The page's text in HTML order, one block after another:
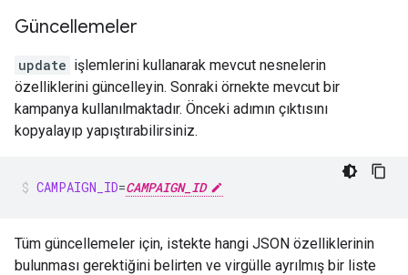
Güncellemeler
update işlemlerini kullanarak mevcut nesnelerin
özelliklerini güncelleyin. Sonraki örnekte mevcut bir
kampanya kullanılmaktadır. Önceki adımın çıktısını
kopyalayıp yapıştırabilirsiniz.
CAMPAIGN_ID=CAMPAIGN_ID
Tüm güncellemeler için, istekte hangi JSON özelliklerinin
bulunması gerektiğini belirten ve virgülle ayrılmış bir liste